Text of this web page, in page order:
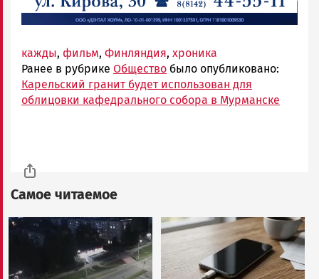
кажды, фильм, Финляндия, хроника
Ранее в рубрике Общество было опубликовано:
Карельский гранит будет использован для
облицовки кафедрального собора в Мурманске
Самое читаемое
Image Image